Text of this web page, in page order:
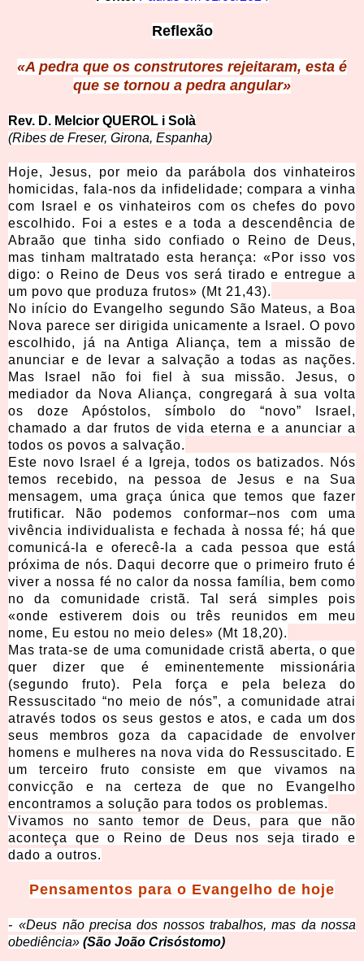
Reflexão
«A pedra que os construtores rejeitaram, esta é
que se tornou a pedra angular»
Rev. D. Melcior QUEROL i Solà
(Ribes de Freser, Girona, Espanha)
Hoje, Jesus, por meio da parábola dos vinhateiros
homicidas, fala-nos da infidelidade; compara a vinha
com Israel e os vinhateiros com os chefes do povo
escolhido. Foi a estes e a toda a descendência de
Abraão que tinha sido confiado o Reino de Deus,
mas tinham maltratado esta herança: «Por isso vos
digo: o Reino de Deus vos será tirado e entregue a
um povo que produza frutos» (Mt 21,43).
No início do Evangelho segundo São Mateus, a Boa
Nova parece ser dirigida unicamente a Israel. O povo
escolhido, já na Antiga Aliança, tem a missão de
anunciar e de levar a salvação a todas as nações.
Mas Israel não foi fiel à sua missão. Jesus, o
mediador da Nova Aliança, congregará à sua volta
os doze Apóstolos, símbolo do “novo” Israel,
chamado a dar frutos de vida eterna e a anunciar a
todos os povos a salvação.
Este novo Israel é a Igreja, todos os batizados. Nós
temos recebido, na pessoa de Jesus e na Sua
mensagem, uma graça única que temos que fazer
frutificar. Não podemos conformar–nos com uma
vivência individualista e fechada à nossa fé; há que
comunicá-la e oferecê-la a cada pessoa que está
próxima de nós. Daqui decorre que o primeiro fruto é
viver a nossa fé no calor da nossa família, bem como
no da comunidade cristã. Tal será simples pois
«onde estiverem dois ou três reunidos em meu
nome, Eu estou no meio deles» (Mt 18,20).
Mas trata-se de uma comunidade cristã aberta, o que
quer dizer que é eminentemente missionária
(segundo fruto). Pela força e pela beleza do
Ressuscitado “no meio de nós”, a comunidade atrai
através todos os seus gestos e atos, e cada um dos
seus membros goza da capacidade de envolver
homens e mulheres na nova vida do Ressuscitado. E
um terceiro fruto consiste em que vivamos na
convicção e na certeza de que no Evangelho
encontramos a solução para todos os problemas.
Vivamos no santo temor de Deus, para que não
aconteça que o Reino de Deus nos seja tirado e
dado a outros.
Pensamentos para o Evangelho de hoje
-«Deus não precisa dos nossos trabalhos, mas da nossa
obediência» (São João Crisóstomo)